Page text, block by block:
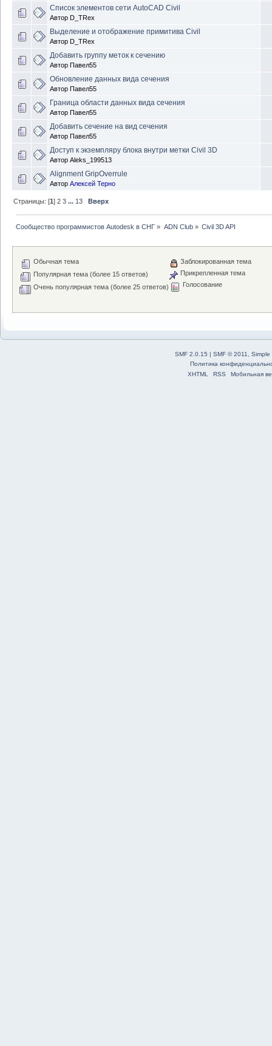
Список элементов сети AutoCAD Civil
Автор D_TRex
Выделение и отображение примитива Civil
Автор D_TRex
Добавить группу меток к сечению
Автор Павел55
Обновление данных вида сечения
Автор Павел55
Граница области данных вида сечения
Автор Павел55
Добавить сечение на вид сечения
Автор Павел55
Доступ к экземпляру блока внутри метки Civil 3D
Автор Aleks_199513
Alignment GripOverrule
Автор Алексей Терно
Страницы: [1]2 3 ... 13 Вверх
Сообщество программистов Autodesk в СНГ » ADN Club» Civil 3D API
Обычная тема
Популярная тема (более 15 ответов)
Очень популярная тема (более 25 ответов)
Заблокированная тема
Прикрепленная тема
Голосование
SMF 2.0.15 | SMF © 2011
Simple
Политика
XHTML
RSS Мобильная